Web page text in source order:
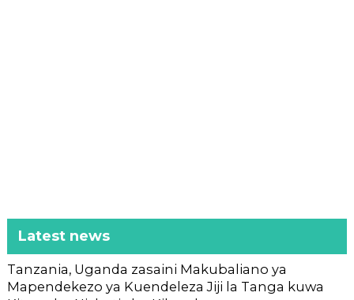
Latest news
Tanzania, Uganda zasaini Makubaliano ya
Mapendekezo ya Kuendeleza Jiji la Tanga kuwa